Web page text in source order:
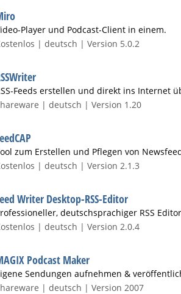
Player und Podcast-Client in einem.
| deutsch | Version 5.0.2
Feeds erstellen und direkt ins Internet
| deutsch | Version 1.20
zum Erstellen und Pflegen von
| deutsch | Version 2.1.3
Writer Desktop-RSS-Editor
deutschsprachiger RSS Editor
| deutsch | Version 2.0.4
Podcast Maker
Sendungen aufnehmen &
| deutsch | Version 2007